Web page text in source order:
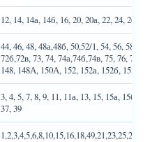
12, 14, 14а, 14б, 16, 20, 20а, 22, 24, 26
44, 46, 48, 48а,48б, 50,52/1, 54, 56, 58, 60, 62,
72б,72в, 73, 74, 74а,74б,74в, 75, 76, 77, 78,
148, 148А, 150А, 152, 152а, 152б, 153б, 154,
3, 4, 5, 7, 8, 9, 11, 11а, 13, 15, 15а, 15б, 17,
37, 39
1,2,3,4,5,6,8,10,15,16,18,49,21,23,25,27,29,31